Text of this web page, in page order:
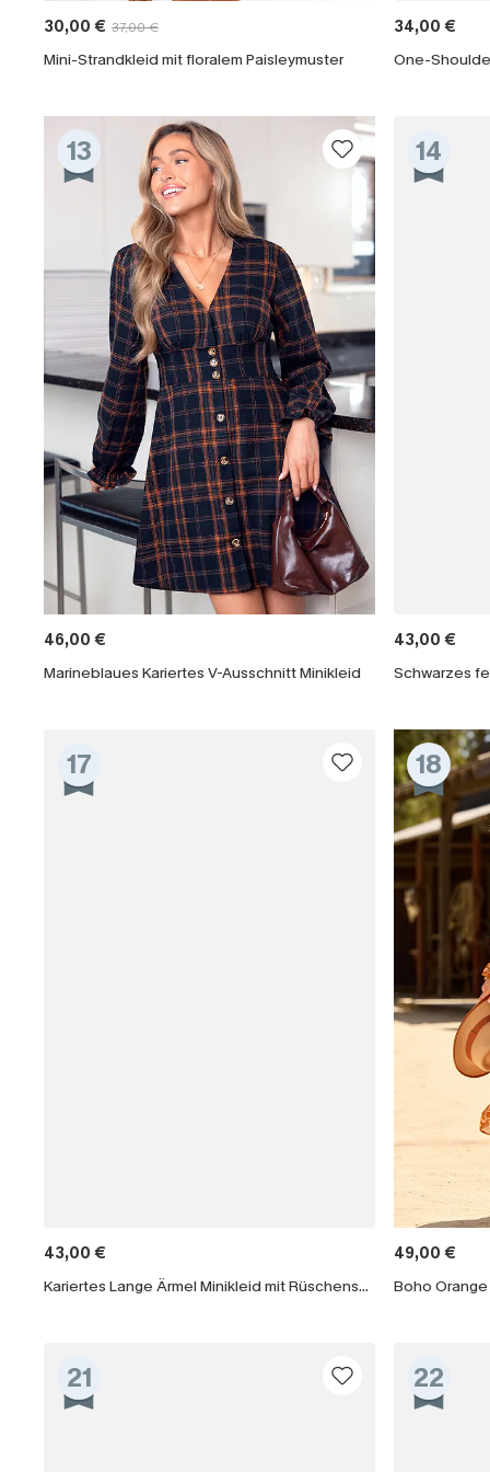
30,00 € 37,00 €
Mini-Strandkleid mit floralem Paisleymuster
34,00 €
13
46,00 €
Marineblaues Kariertes V-Ausschnitt Minikleid
14
43,00 €
Schwarzes
17
43,00 €
Kariertes Lange Ärmel Minikleid mit Rüschen­saum
18
49,00 €
21 22